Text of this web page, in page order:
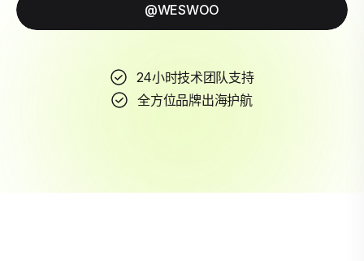
@WESWOO
24小时技术团队支持
全方位品牌出海护航